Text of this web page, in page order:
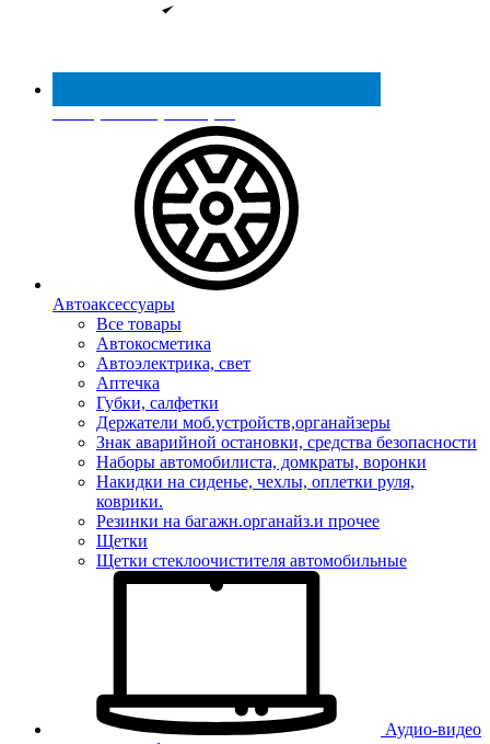
Реестр МинПромТорга
Автоаксессуары
Все товары
Автокосметика
Автоэлектрика, свет
Аптечка
Губки, салфетки
Держатели моб.устройств,органайзеры
Знак аварийной остановки, средства безопасности
Наборы автомобилиста, домкраты, воронки
Накидки на сиденье, чехлы, оплетки руля,
коврики.
Резинки на багажн.органайз.и прочее
Щетки
Щетки стеклоочистителя автомобильные
Аудио-видео